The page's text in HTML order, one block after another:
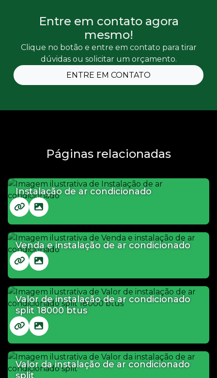
Entre em contato agora
mesmo!
Clique no botão e entre em contato para tirar
dúvidas ou solicitar um orçamento.
ENTRE EM CONTATO
Páginas relacionadas
Instalação de ar condicionado
Venda e instalação de ar condicionado
Valor de instalação de ar condicionado
split 18000 btus
Valor da instalação de ar condicionado
split